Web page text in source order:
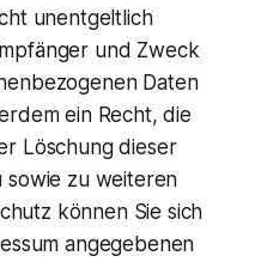
unentgeltlich
und Zweck
Daten
ein Recht, die
Löschung dieser
sowie zu weiteren
können Sie sich
angegebenen